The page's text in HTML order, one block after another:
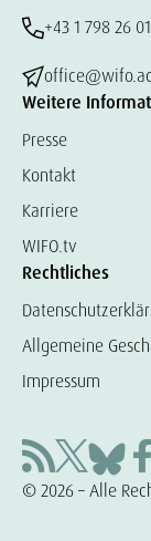
+43 1 798 26
Weitere
Presse
Kontakt
Karriere
WIFO.tv
Rechtliches
Allgemeine
Impressum
© 2026 – Alle